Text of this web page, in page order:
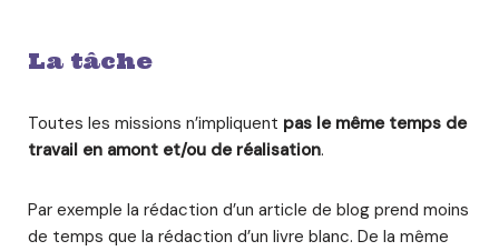
La tâche
Toutes les missions n’impliquent pas le même temps de
travail en amont et/ou de réalisation.
Par exemple la rédaction d’un article de blog prend moins
de temps que la rédaction d’un livre blanc. De la même